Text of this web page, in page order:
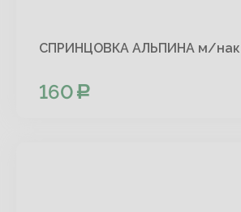
СПРИНЦОВКА АЛЬПИНА м/нак
160